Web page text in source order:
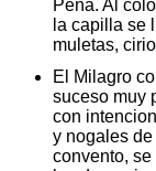
Peña. Al
la capilla se
muletas,
El Milagro
suceso muy
con
y nogales de
convento,